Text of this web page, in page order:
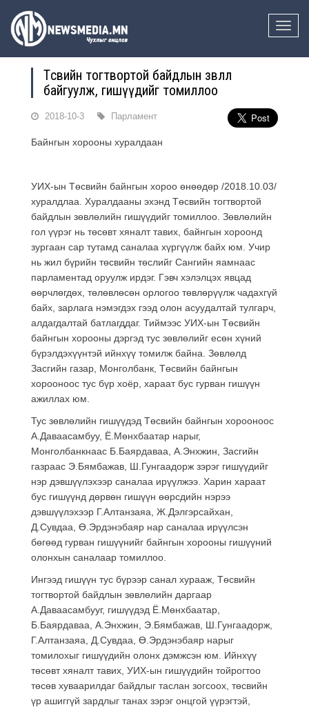
Toggle
Төсвийн тогтвортой байдлын зөвлөл
байгуулж, гишүүдийг томиллоо
2018-10-3 Парламент
Байнгын хорооны хуралдаан
УИХ-ын Төсвийн байнгын хороо өнөөдөр /2018.10.03/
хуралдлаа. Хуралдааны эхэнд Төсвийн тогтвортой
байдлын зөвлөлийн гишүүдийг томиллоо. Зөвлөлийн
гол үүрэг нь төсөвт хяналт тавих, байнгын хороонд
зургаан сар тутамд саналаа хүргүүлж байх юм. Учир
нь жил бүрийн төсвийн төслийг Сангийн яамнаас
парламентад оруулж ирдэг. Гэвч хэлэлцэх явцад
өөрчлөгдөх, төлөвлөсөн орлогоо төвлөрүүлж чадахгүй
байх, зарлага нэмэгдэх гээд олон асуудалтай тулгарч,
алдагдалтай батлагддаг. Тиймээс УИХ-ын Төсвийн
байнгын хорооны дэргэд тус зөвлөлийг есөн хүний
бүрэлдэхүүнтэй ийнхүү томилж байна. Зөвлөлд
Засгийн газар, Монголбанк, Төсвийн байнгын
хорооноос тус бүр хоёр, хараат бус гурван гишүүн
ажиллах юм.
Тус зөвлөлийн гишүүдэд Төсвийн байнгын хорооноос
А.Даваасамбуу, Ё.Мөнхбаатар нарыг,
Монголбанкнаас Б.Баярдаваа, А.Энхжин, Засгийн
газраас Э.Бямбажав, Ш.Гунгаадорж зэрэг гишүүдийг
нэр дэвшүүлэхээр саналаа ирүүлжээ. Харин хараат
бус гишүүнд дөрвөн гишүүн өөрсдийн нэрээ
дэвшүүлэхээр Г.Алтанзаяа, Ж.Дэлгэрсайхан,
Д.Сувдаа, Ө.Эрдэнэбаяр нар саналаа ирүүлсэн
бөгөөд гурван гишүүнийг байнгын хорооны гишүүний
олонхын саналаар томиллоо.
Ингээд гишүүн тус бүрээр санал хурааж, Төсвийн
тогтвортой байдлын зөвлөлийн даргаар
А.Даваасамбууг, гишүүдэд Ё.Мөнхбаатар,
Б.Баярдаваа, А.Энхжин, Э.Бямбажав, Ш.Гунгаадорж,
Г.Алтанзаяа, Д.Сувдаа, Ө.Эрдэнэбаяр нарыг
томилохыг гишүүдийн олонх дэмжсэн юм. Ийнхүү
төсөвт хяналт тавих, УИХ-ын гишүүдийн тойрогтоо
төсөв хуваарилдаг байдлыг таслан зогсоох, төсвийн
үр ашиггүй зардлыг танах зэрэг онцгой үүрэгтэй,